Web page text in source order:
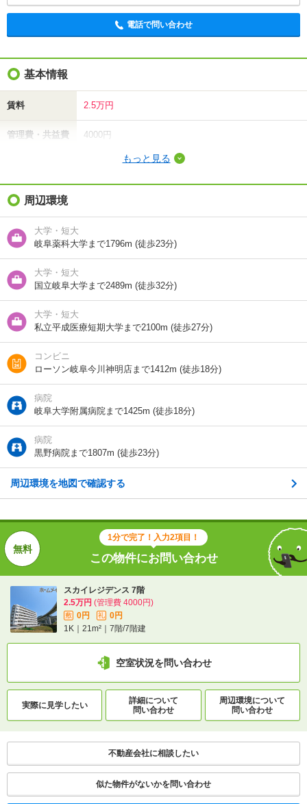
電話で問い合わせ
基本情報
賃料 2.5万円
管理費・共益費 4000円
礼金（敷引・償
却金）
間取り / 専有面
積
1K /21m²
種別 / 構造
向き 南
住所
交通
ＪＲ東海道本線/岐阜駅 バス40分 (バス停)岐阜大学病
院 歩19分
名鉄名古屋本線/名鉄岐阜駅 バス40分 (バス停)岐阜大
病院 歩19分
この物件にお問い合わせ
スカイレジデンス 7階
1K｜21m²｜7階/7階建
空室状況を問い合わせ
実際に見学したい
問い合わせ
問い合わせ
不動産会社に相談したい
もっと見る
周辺環境
大学・短大
岐阜薬科大学まで1796m (徒歩23分)
大学・短大
国立岐阜大学まで2489m (徒歩32分)
大学・短大
私立平成医療短期大学まで2100m (徒歩27分)
コンビニ
ローソン岐阜今川神明店まで1412m (徒歩18分)
病院
岐阜大学附属病院まで1425m (徒歩18分)
病院
黒野病院まで1807m (徒歩23分)
周辺環境を地図で確認する
1分で完了！入力2項目！
この物件にお問い合わせ
スカイレジデンス 7階
2.5万円 (管理費 4000円)
敷 0円 礼
0円
1K｜21m²｜7階/7階建
空室状況を問い合わせ
実際に見学したい
詳細について
問い合わせ
周辺環境について
問い合わせ
不動産会社に相談したい
似た物件がないかを問い合わせ